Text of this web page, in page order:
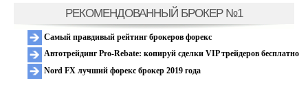
РЕКОМЕНДОВАННЫЙ БРОКЕР №1
Самый правдивый рейтинг брокеров форекс
Автотрейдинг Pro-Rebate: копируй сделки VIP трейдеров бесплатно
Nord FX лучший форекс брокер 2019 года